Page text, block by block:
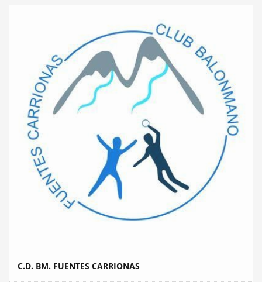
C.D. BM. FUENTES CARRIONAS